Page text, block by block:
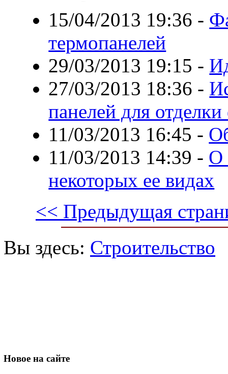
15/04/2013 19:36 -
термопанелей
29/03/2013 19:15 -
27/03/2013 18:36 -
панелей для отделки
11/03/2013 16:45 -
11/03/2013 14:39 - О
некоторых ее видах
<< Предыдущая
Вы здесь: Строительство
Новое на сайте